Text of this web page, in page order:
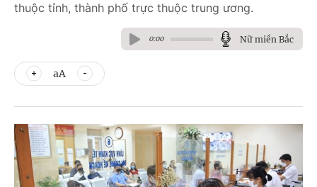
thuộc tỉnh, thành phố trực thuộc trung ương.
0:00 Nữ miền Bắc
aA